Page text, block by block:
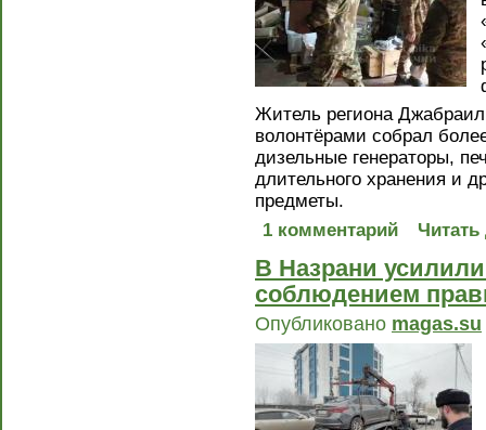
Житель региона
волонтёрами собрал
дизельные генераторы,
длительного хранения и
предметы.
1 комментарий
Читать
В Назрани
соблюдением
Опубликовано magas.su